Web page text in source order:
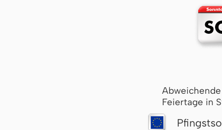
Feiertage in